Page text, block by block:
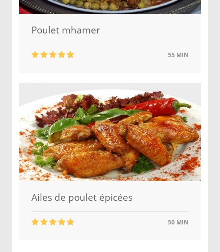
Poulet mhamer
55 MIN
Ailes de poulet épicées
50 MIN